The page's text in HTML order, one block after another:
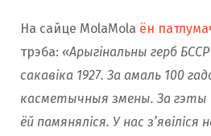
На сайце MolaMola ён
трэба: «Арыгінальны герб
сакавіка 1927. За амаль 100
касметычныя змены. За гэты
ёй памяняліся. У нас з’явіліся